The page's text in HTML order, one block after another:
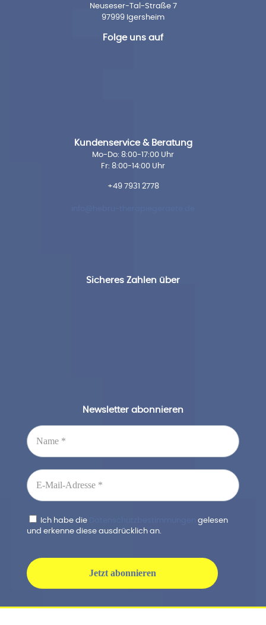
Neuseser-Tal-Straße 7
97999 Igersheim
Folge uns auf
Kundenservice & Beratung
Mo-Do: 8:00-17:00 Uhr
Fr: 8:00-14:00 Uhr
+49 7931 2778
Sicheres Zahlen über
Newsletter abonnieren
Ich habe die
gelesen
und erkenne diese ausdrücklich an.